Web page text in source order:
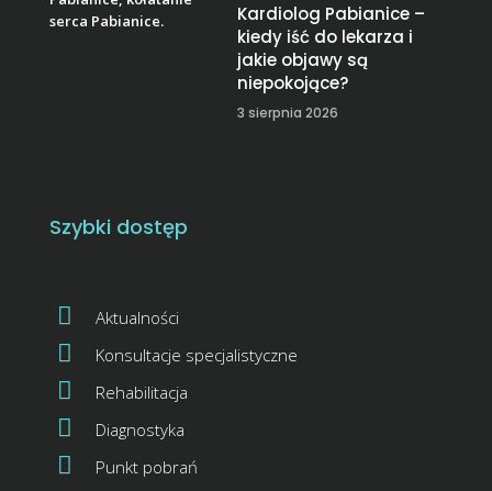
Kardiolog Pabianice –
kiedy iść do lekarza i
jakie objawy są
niepokojące?
3 sierpnia 2026
Szybki dostęp
Aktualności
Konsultacje specjalistyczne
Rehabilitacja
Diagnostyka
Punkt pobrań